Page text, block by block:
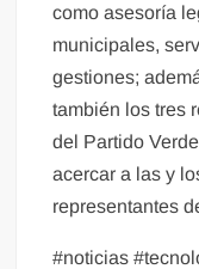
como asesoría
municipales,
gestiones;
también los tres
del Partido
acercar a las y
representantes
#noticias